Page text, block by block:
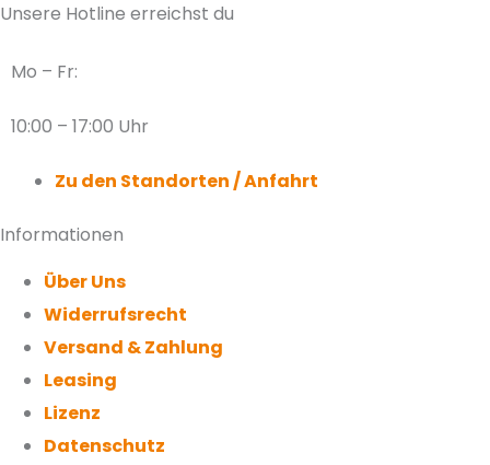
Unsere Hotline erreichst du
Mo – Fr:
10:00 – 17:00 Uhr
Zu den Standorten / Anfahrt
Informationen
Über Uns
Widerrufsrecht
Versand & Zahlung
Leasing
Lizenz
Datenschutz